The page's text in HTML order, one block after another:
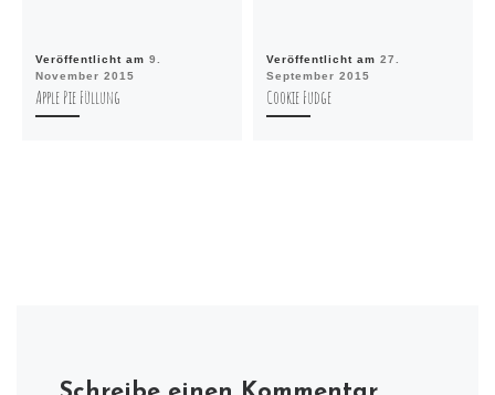
Veröffentlicht am 9.
November 2015
Apple Pie Füllung
Veröffentlicht am 27.
September 2015
Cookie Fudge